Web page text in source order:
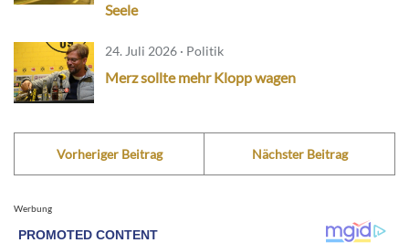
Seele
24. Juli 2026 · Politik
Merz sollte mehr Klopp wagen
Vorheriger Beitrag Nächster Beitrag
Werbung